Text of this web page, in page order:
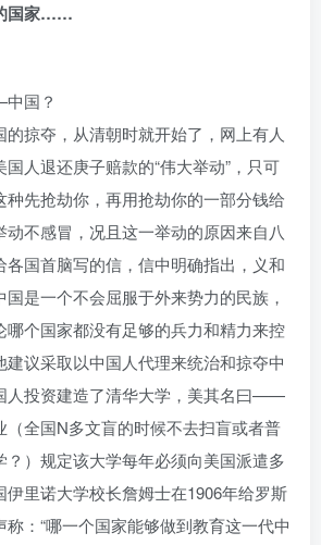
国家……
国？
掠夺，从清朝时就开始了，网上有人
人退还庚子赔款的“伟大举动”，只可
种先抢劫你，再用抢劫你的一部分钱给
不感冒，况且这一举动的原因来自八
各国首脑写的信，信中明确指出，义和
是一个不会屈服于外来势力的民族，
哪个国家都没有足够的兵力和精力来控
议采取以中国人代理来统治和掠夺中
人投资建造了清华大学，美其名曰——
（全国N多文盲的时候不去扫盲或者普
？）规定该大学每年必须向美国派遣多
伊里诺大学校长詹姆士在1906年给罗斯
：“哪一个国家能够做到教育这一代中